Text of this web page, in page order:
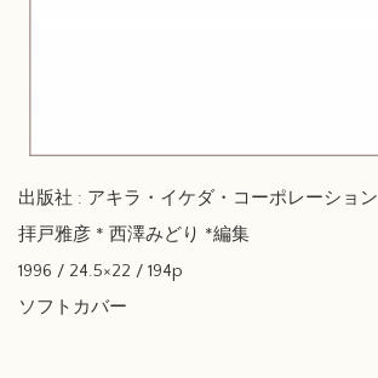
出版社 : アキラ・イケダ・コーポレーション
拝戸雅彦 * 西澤みどり *編集
1996 / 24.5×22 / 194p
ソフトカバー